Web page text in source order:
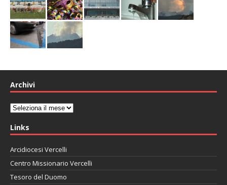
Archivi
Archivi
Links
Arcidiocesi Vercelli
Centro Missionario Vercelli
Tesoro del Duomo